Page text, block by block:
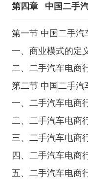
第四章 中国二手
第一节 中国二手汽
一、商业模式的定
二、二手汽车电商
第二节 中国二手汽
一、二手汽车电商
二、二手汽车电商
三、二手汽车电商
四、二手汽车电商
五、二手汽车电商